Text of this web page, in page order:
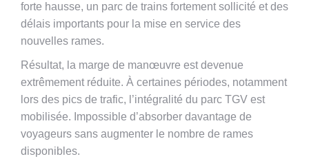
forte hausse, un parc de trains fortement sollicité et des
délais importants pour la mise en service des
nouvelles rames.
Résultat, la marge de manœuvre est devenue
extrêmement réduite. À certaines périodes, notamment
lors des pics de trafic, l’intégralité du parc TGV est
mobilisée. Impossible d’absorber davantage de
voyageurs sans augmenter le nombre de rames
disponibles.